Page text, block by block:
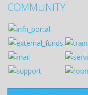
COMMUNITY